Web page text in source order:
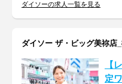
ダイソーの求人一覧を見る
ダイソー ザ・ビッグ美祢店
【
定